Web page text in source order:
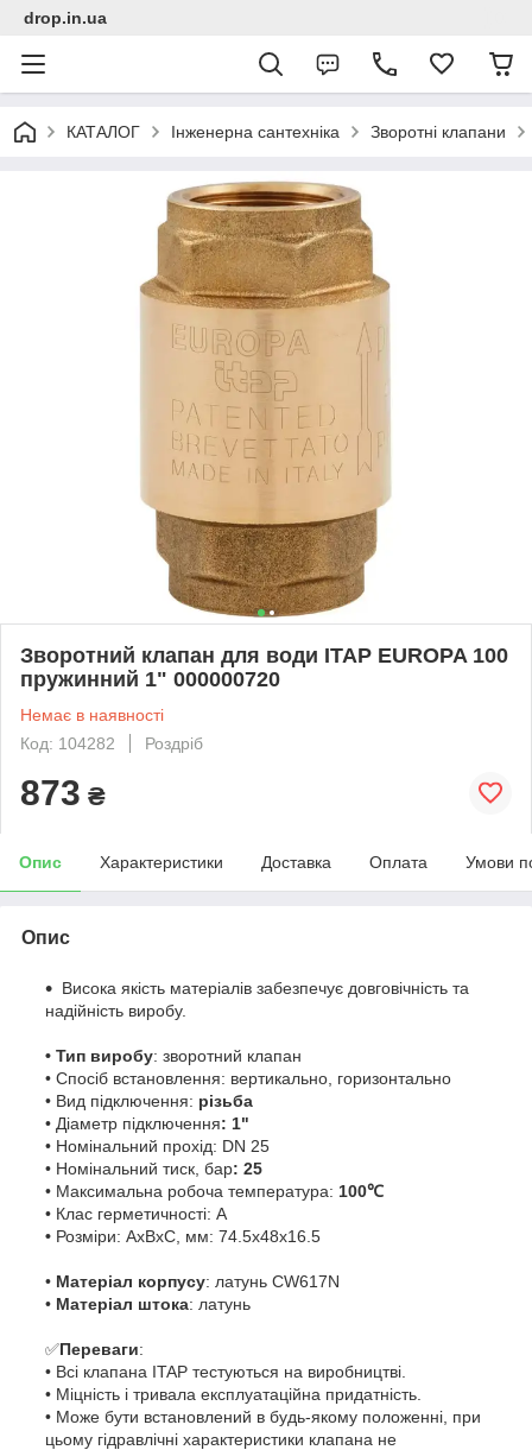
drop.in.ua
КАТАЛОГ Інженерна сантехніка Зворотні клапани
Зворотний клапан для води ITAP EUROPA 100
пружинний 1" 000000720
Немає в наявності
Код: 104282
Роздріб
873 ₴
Опис Характеристики Доставка Оплата Умови
Опис
Висока якість матеріалів забезпечує довговічність та
надійність виробу.
• Тип виробу: зворотний клапан
• Спосіб встановлення: вертикально, горизонтально
• Вид підключення: різьба
• Діаметр підключення: 1"
• Номінальний прохід: DN 25
• Номінальний тиск, бар: 25
• Максимальна робоча температура: 100℃
• Клас герметичності: А
• Розміри: АхВхС, мм: 74.5х48х16.5
• Матеріал корпусу: латунь CW617N
• Матеріал штока: латунь
✅Переваги:
• Всі клапана ITAP тестуються на виробництві.
• Міцність і тривала експлуатаційна придатність.
• Може бути встановлений в будь-якому положенні, при
цьому гідравлічні характеристики клапана не